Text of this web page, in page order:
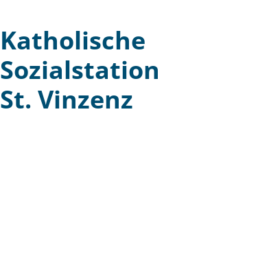
Katholische
Sozialstation
St. Vinzenz